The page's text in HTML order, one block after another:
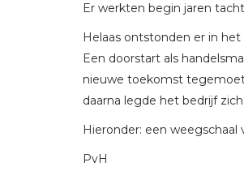
Er werkten begin jaren
Helaas ontstonden er in
Een doorstart als
nieuwe toekomst
daarna legde het bedrijf
Hieronder: een weegschaal
PvH